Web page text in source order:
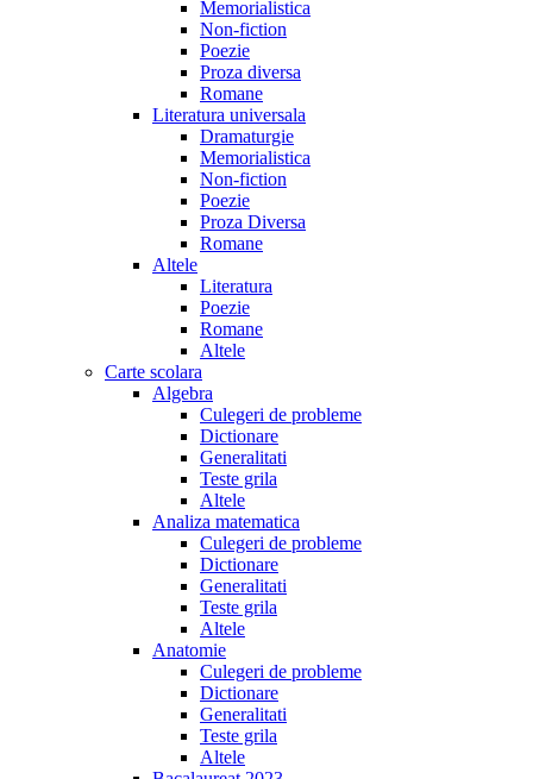
Memorialistica
Non-fiction
Poezie
Proza diversa
Romane
Literatura universala
Dramaturgie
Memorialistica
Non-fiction
Poezie
Proza Diversa
Romane
Altele
Literatura
Poezie
Romane
Altele
Carte scolara
Algebra
Culegeri de probleme
Dictionare
Generalitati
Teste grila
Altele
Analiza matematica
Culegeri de probleme
Dictionare
Generalitati
Teste grila
Altele
Anatomie
Culegeri de probleme
Dictionare
Generalitati
Teste grila
Altele